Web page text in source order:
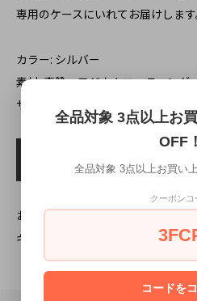
専用のケースにいれてお届けします
カラー: シルバー
素材: 真鍮・ロジウムコーティング
サイズ: 2.4cm x 1.4cm (フェイス部)
お届け予定日の確認はこちらをク
ギフトラッピングの詳細はこちら
全品対象 3点以上お
OFF！
全品対象 3点以上お買い
クーポンコ
コードを